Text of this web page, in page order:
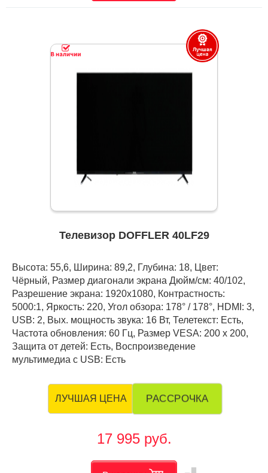
Телевизор DOFFLER 40LF29
Высота: 55,6, Ширина: 89,2, Глубина: 18, Цвет:
Чёрный, Размер диагонали экрана Дюйм/см: 40/102,
Разрешение экрана: 1920x1080, Контрастность:
5000:1, Яркость: 220, Угол обзора: 178° / 178°, HDMI: 3,
USB: 2, Вых. мощность звука: 16 Вт, Телетекст: Есть,
Частота обновления: 60 Гц, Размер VESA: 200 х 200,
Защита от детей: Есть, Воспроизведение
мультимедиа с USB: Есть
ЛУЧШАЯ ЦЕНА РАССРОЧКА
17 995 руб.